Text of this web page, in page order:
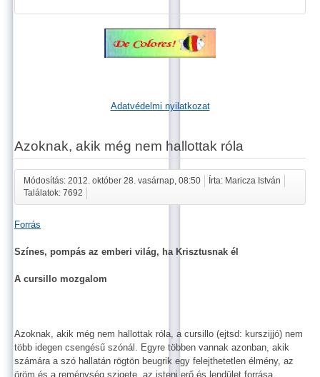
Adatvédelmi nyilatkozat
Azoknak, akik még nem hallottak róla
Módosítás: 2012. október 28. vasárnap, 08:50
Írta: Maricza István
Találatok: 7692
Forrás
Színes, pompás az emberi világ, ha Krisztusnak él
A cursillo mozgalom
Azoknak, akik még nem hallottak róla, a cursillo (ejtsd: kurszijjó) nem
több idegen csengésű szónál. Egyre többen vannak azonban, akik
számára a szó hallatán rögtön beugrik egy felejthetetlen élmény, az
öröm és a reménység szigete, az isteni erő és lendület forrása.